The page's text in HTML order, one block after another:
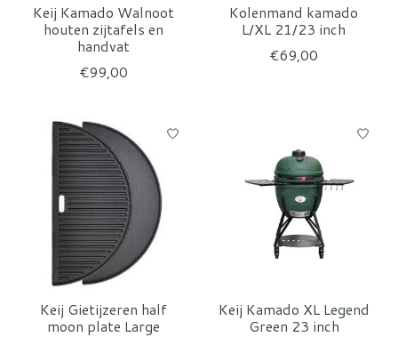
Keij Kamado Walnoot
houten zijtafels en
handvat
€99,00
Kolenmand kamado
L/XL 21/23 inch
€69,00
Keij Gietijzeren half
moon plate Large
Keij Kamado XL Legend
Green 23 inch